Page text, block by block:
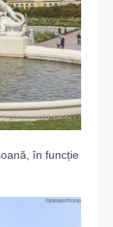
în funcție